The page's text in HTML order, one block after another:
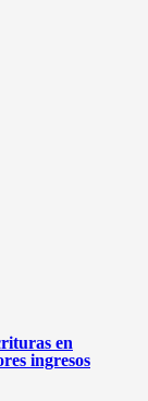
en
ingresos